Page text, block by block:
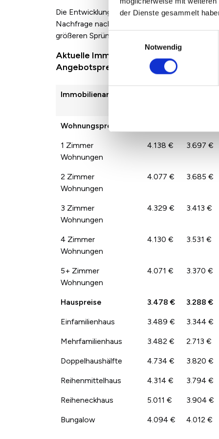
der Dienste gesammelt
Einwilligungsauswahl
Notwendig
Die Entwicklung der Immobilienpreise
Nachfrage nach den jeweiligen
größeren Sprüngen der Preise von Jahr zu
Aktuelle Immobilienpreise in
Angebotspreisen
Immobilienart
Wohnungspreise
1 Zimmer
Wohnungen
4.138 € 3.697 €
2 Zimmer
Wohnungen
4.077 € 3.685 €
3 Zimmer
Wohnungen
4.329 € 3.413 €
4 Zimmer
Wohnungen
4.130 € 3.531 €
5+ Zimmer
Wohnungen
4.071 € 3.370 €
Hauspreise 3.478 € 3.288 €
Einfamilienhaus 3.489 € 3.344 €
Mehrfamilienhaus 3.482 € 2.713 €
Doppelhaushälfte 4.734 € 3.820 €
Reihenmittelhaus 4.314 € 3.794 €
Reiheneckhaus 5.011 € 3.904 €
Bungalow 4.094 € 4.012 €